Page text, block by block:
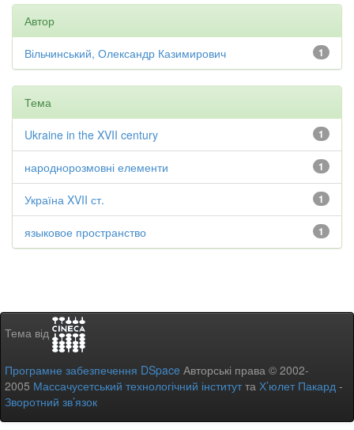
Автор
1
Вільчинський, Олександр Казимирович
Тема
1
Ukraine in the XVII century
1
народнорозмовні елементи
1
Україна XVII ст.
1
языковое пространство
Тема від
Програмне забезпечення DSpace Авторські права © 2002-
2005 Массачусетський технологічний інститутта Х’юлет Пакард -
Зворотний зв’язок